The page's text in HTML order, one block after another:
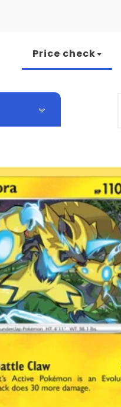
Price check